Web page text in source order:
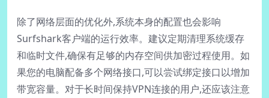
除了网络层面的优化外,系统本身的配置也会影响
Surfshark客户端的运行效率。建议定期清理系统缓存
和临时文件,确保有足够的内存空间供加密过程使用。如
果您的电脑配备多个网络接口,可以尝试绑定接口以增加
带宽容量。对于长时间保持VPN连接的用户,还应该注意